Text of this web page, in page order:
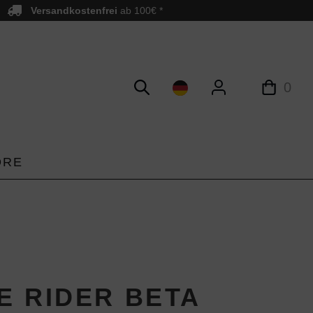
Versandkostenfrei ab 100€ *
0
RIDER BETA